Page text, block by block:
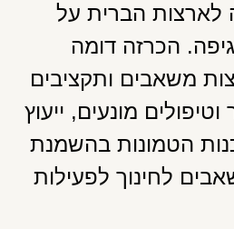
לארצות הברית על
הכרזה דומה
משאבים ותקציבים
מונעים, ייעוץ
הטמונות בהשמנת
לחינוך לפעילות